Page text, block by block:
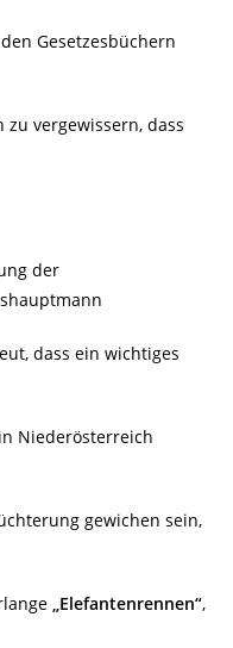
Gesetzesbüchern
vergewissern, dass
der
dass ein wichtiges
Niederösterreich
gewichen sein,
„Elefantenrennen“,